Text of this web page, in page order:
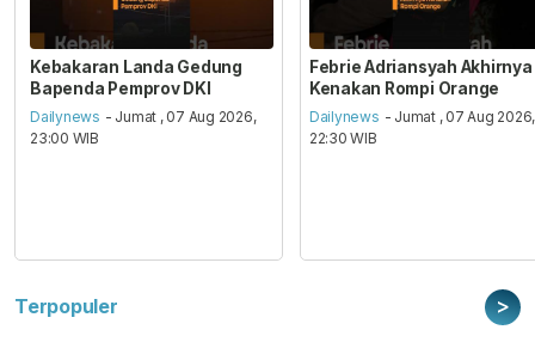
Kebakaran Landa Gedung
Bapenda Pemprov DKI
Dailynews - Jumat , 07 Aug 2026,
23:00 WIB
Febrie Adriansyah Akhirnya
Kenakan Rompi Orange
Dailynews - Jumat , 07 Aug 2026,
22:30 WIB
Terpopuler >